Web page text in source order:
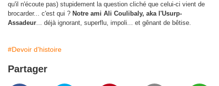
qu'il n'écoute pas) stupidement la question cliché que celui-ci vient de
brocarder... c'est qui ? Notre ami Ali Coulibaly, aka l'Usurp-
Assadeur... déjà ignorant, superflu, impoli... et gênant de bêtise.
#Devoir d'histoire
Partager